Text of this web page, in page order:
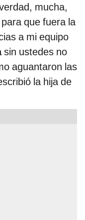
mucha,
que fuera la
a mi equipo
sin ustedes no
aguantaron las
la hija de